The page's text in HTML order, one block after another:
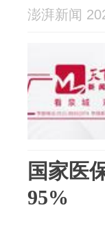
澎湃新闻
国家医
95%